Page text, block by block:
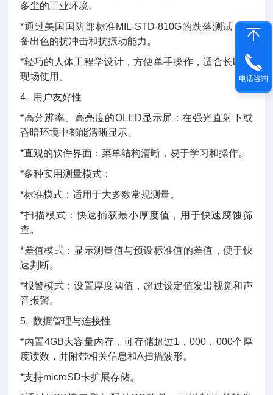
多尘的工业环境。
*通过美国国防部标准MIL-STD-810G的跌落测试，具
备出色的抗冲击和抗振动能力。
*轻巧的人体工程学设计，方便单手操作，适合长时间
现场使用。
4. 用户友好性
*高分辨率、高亮度的OLED显示屏：在强光直射下或
昏暗环境中都能清晰显示。
*直观的软件界面：菜单结构清晰，易于学习和操作。
*多种实用测量模式：
*标准模式：适用于大多数常规测量。
*扫描模式：快速捕获最小厚度值，用于快速腐蚀筛
查。
*差值模式：显示测量值与预设标准值的差值，便于快
速判断。
*报警模式：设置厚度阈值，超过设定值发出视觉和声
音报警。
5. 数据管理与连接性
*内置4GB大容量内存，可存储超过1，000，000个厚
度读数，并附带相关信息和A扫描波形。
*支持microSD卡扩展存储。
电话咨询